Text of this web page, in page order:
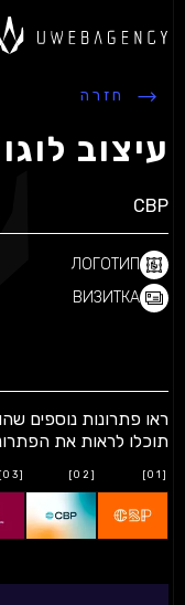
חזרה
עיצוב לוגו 5
CBP
ЛОГОТИП
ВИЗИТКА
ראו פתרונות נוספים
תוכלו לראות את
[01]
[02]
[03]